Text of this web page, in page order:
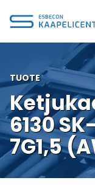
sisältöön
TUOTE
6130
7G1,5